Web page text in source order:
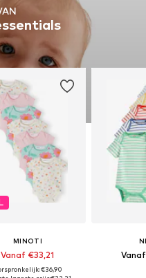
MINOTI
Vanaf €33,21
€36,90